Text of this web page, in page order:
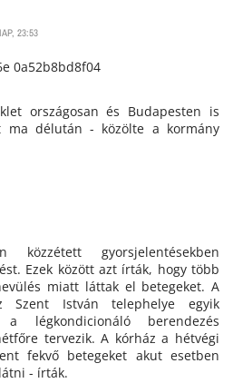
23:53
országosan és Budapesten is
ma délután - közölte a kormány
gyorsjelentésekben
Ezek között azt írták, hogy több
miatt láttak el betegeket. A
Szent István telephelye egyik
légkondicionáló berendezés
tervezik. A kórház a hétvégi
fekvő betegeket akut esetben
- írták.